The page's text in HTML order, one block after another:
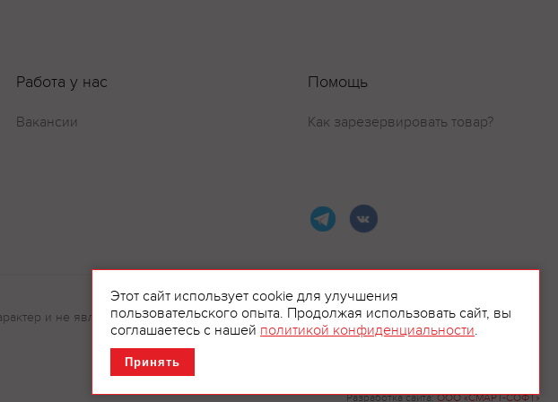
Разработка сайта:ООО «СМАРТ-СОФТ»
Работа у нас
Вакансии
Помощь
Как зарезервировать товар?
и не являются рекламой.
Этот сайт использует cookie для улучшения
пользовательского опыта. Продолжая использовать сайт, вы
соглашаетесь с нашей политикой конфиденциальности.
Принять